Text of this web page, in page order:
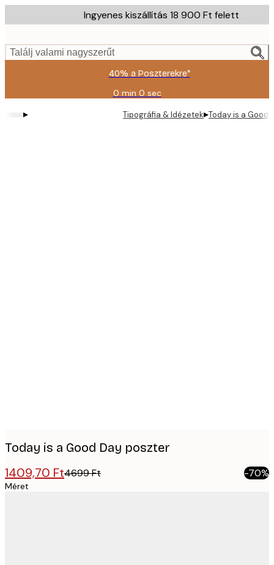
to
content.
Ingyenes kiszállítás 18 900 Ft felett
Találj valami nagyszerűt
40% a Poszterekre*
0 min 0 sec
Érvényes:
2026-
08-
▸ Tipográfia & Idézetek▸Today is a Good
Today is a Good Day poszter
1409,70 Ft4699 Ft -70%
Méret